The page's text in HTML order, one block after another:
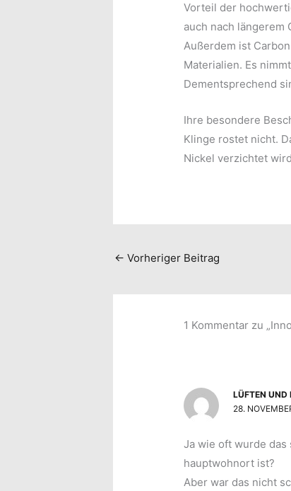
Vorteil der
auch nach längerem
Außerdem ist
Materialien. Es
Dementsprechend
Ihre besondere
Klinge rostet nicht.
Nickel verzichtet
← Vorheriger Beitrag
1 Kommentar zu
LÜFTEN UND
28.
Ja wie oft wurde
hauptwohnort ist?
Aber war das nicht